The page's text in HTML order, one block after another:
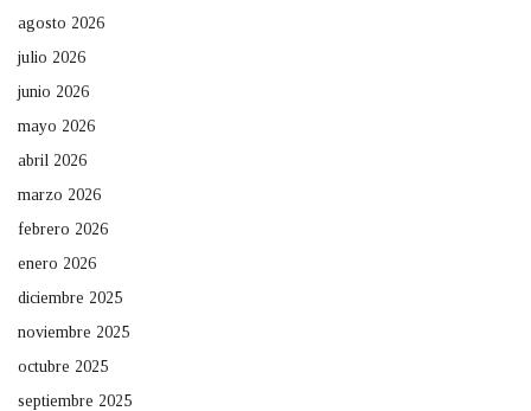
agosto 2026
julio 2026
junio 2026
mayo 2026
abril 2026
marzo 2026
febrero 2026
enero 2026
diciembre 2025
noviembre 2025
octubre 2025
septiembre 2025